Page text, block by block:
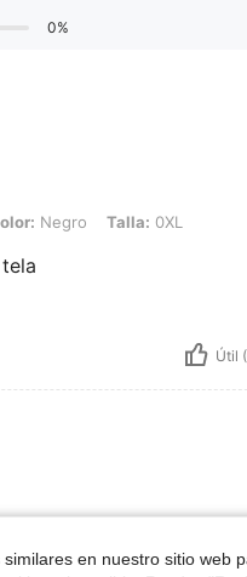
0%
0XL
Negro Talla: 0XL
Útil
en nuestro sitio web